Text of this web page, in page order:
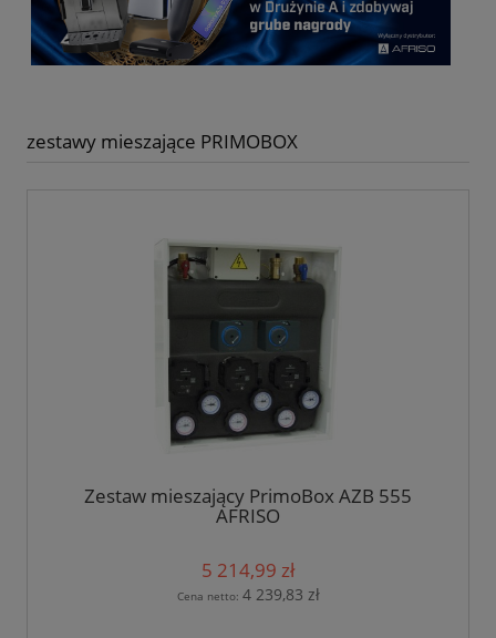
zestawy mieszające PRIMOBOX
Zestaw mieszający PrimoBox AZB 555
AFRISO
5 214,99 zł
Cena netto: 4 239,83 zł